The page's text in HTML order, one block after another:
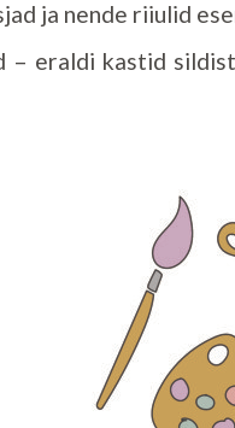
ja nende riiulid
– eraldi kastid